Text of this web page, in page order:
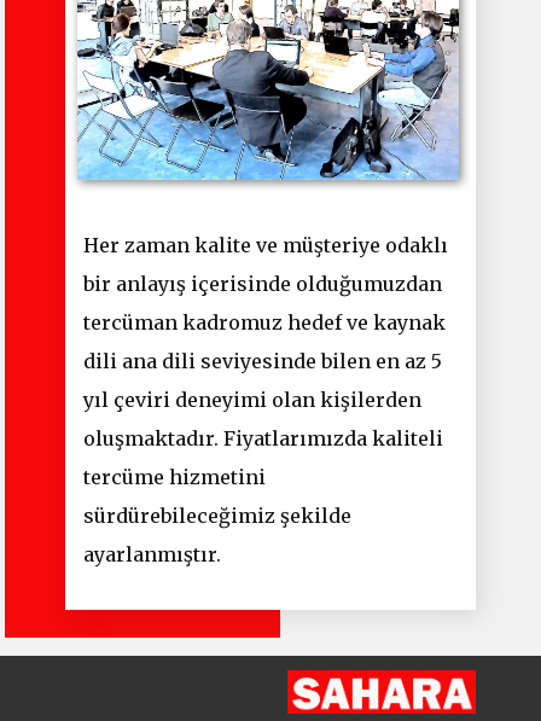
Her zaman kalite ve müşteriye odaklı
bir anlayış içerisinde olduğumuzdan
tercüman kadromuz hedef ve kaynak
dili ana dili seviyesinde bilen en az 5
yıl çeviri deneyimi olan kişilerden
oluşmaktadır. Fiyatlarımızda kaliteli
tercüme hizmetini
sürdürebileceğimiz şekilde
ayarlanmıştır.